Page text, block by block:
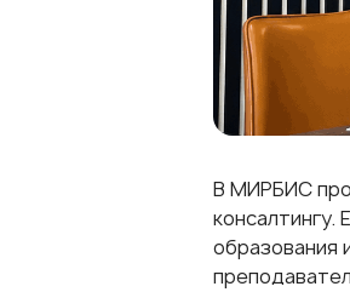
В МИРБИС
образования